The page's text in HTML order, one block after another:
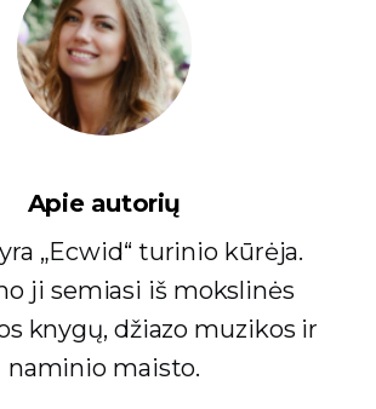
Apie autorių
„Ecwid“ turinio kūrėja.
ji semiasi iš mokslinės
knygų, džiazo muzikos ir
naminio maisto.